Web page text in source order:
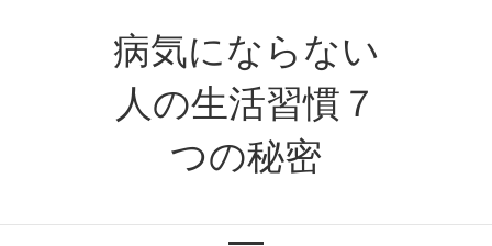
病気にならない
人の生活習慣７
つの秘密